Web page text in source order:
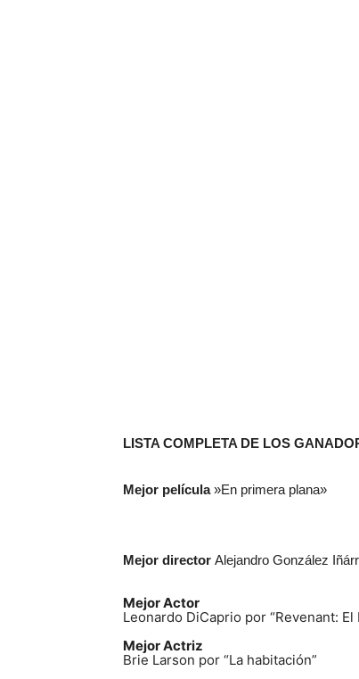
LISTA COMPLETA DE LOS
Mejor película»En primera plana»
Mejor director Alejandro González
Mejor Actor
Leonardo DiCaprio por “Revenant: El
Mejor Actriz
Brie Larson por “La habitación”